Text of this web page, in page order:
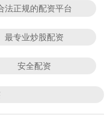
法正规的配资平台
最专业炒股配资
安全配资